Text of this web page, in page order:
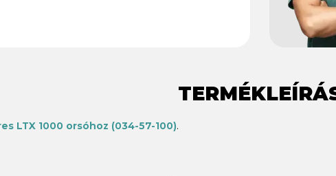
LTX 1000 orsóhoz (034-57-100).